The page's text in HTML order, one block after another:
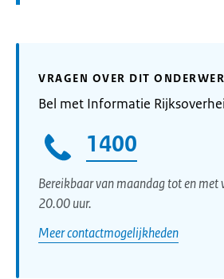
VRAGEN OVER DIT
Bel met Informatie
1400
Bereikbaar van maandag tot en
20.00 uur.
Meer contactmogelijkheden